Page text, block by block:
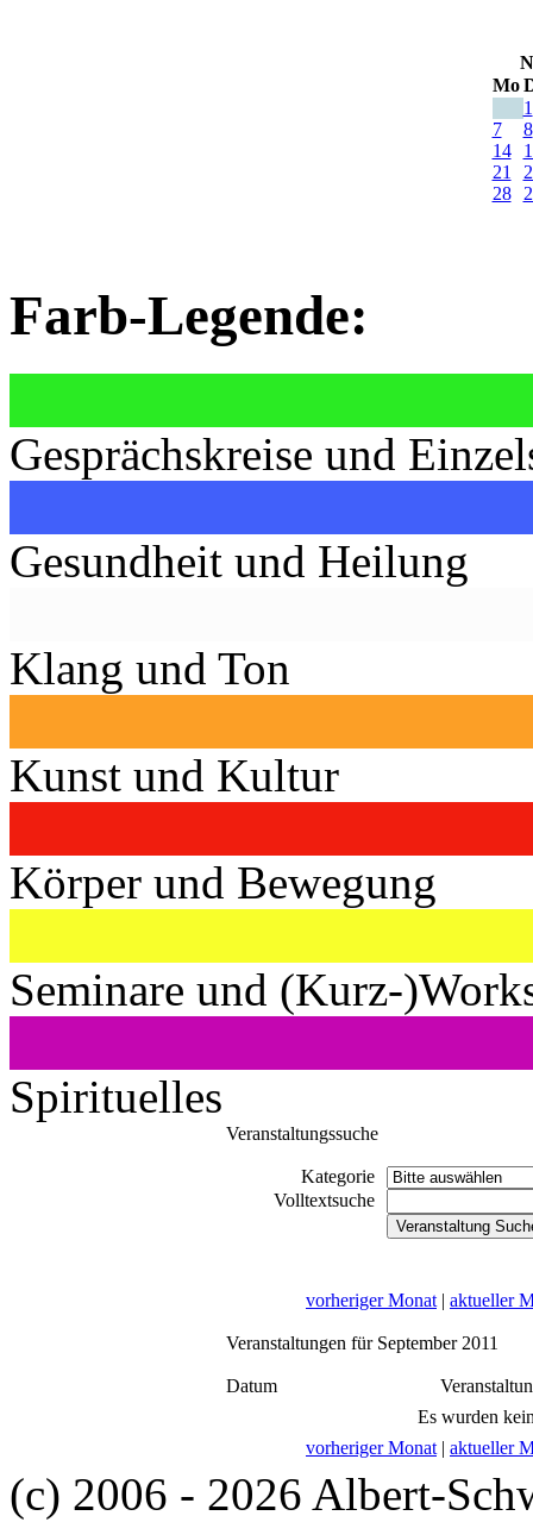
Mo
1
7
8
14
21
28
Farb-Legende:
Gesprächskreise und
Gesundheit und Heilung
Klang und Ton
Kunst und Kultur
Körper und Bewegung
Seminare und (Kurz-
Spirituelles
Veranstaltungssuche
Kategorie
Volltextsuche
vorheriger Monat | aktueller
Veranstaltungen für September 2011
Datum
Es wurden
vorheriger Monat | aktueller
(c) 2006 - 2026 Albert-